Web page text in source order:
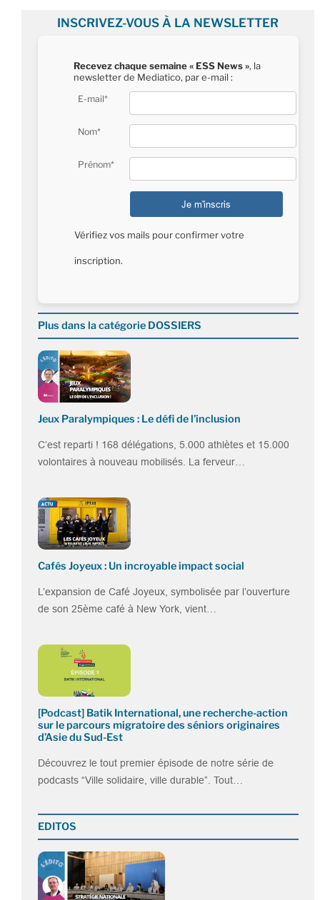
INSCRIVEZ-VOUS À LA NEWSLETTER
Recevez chaque semaine « ESS News », la
newsletter de Mediatico, par e-mail :
E-mail*
Nom*
Prénom*
Vérifiez vos mails pour confirmer votre
inscription.
Plus dans la catégorie DOSSIERS
Jeux Paralympiques : Le défi de l’inclusion
C’est reparti ! 168 délégations, 5.000 athlètes et 15.000
volontaires à nouveau mobilisés. La ferveur…
Cafés Joyeux : Un incroyable impact social
L’expansion de Café Joyeux, symbolisée par l’ouverture
de son 25ème café à New York, vient…
[Podcast] Batik International, une recherche-action
sur le parcours migratoire des séniors originaires
d’Asie du Sud-Est
Découvrez le tout premier épisode de notre série de
podcasts “Ville solidaire, ville durable”. Tout…
EDITOS